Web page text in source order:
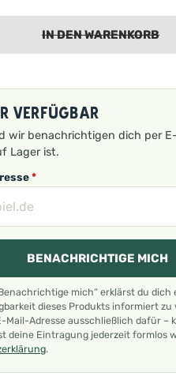
IN DEN WARENKORB
verfügbar
wir benachrichtigen dich per
Lager ist.
*
BENACHRICHTIGE MICH
mich“ erklärst du dich
dieses Produkts informiert zu
Mail-Adresse ausschließlich dafür –
deine Eintragung jederzeit formlos
.